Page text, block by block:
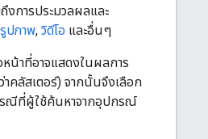
งการประมวลผลและ
รูปภาพ, วิดีโอ และอื่นๆ
น้าที่อาจแสดงในผลการ
าคลัสเตอร์) จากนั้นจึงเลือก
รณีที่ผู้ใช้ค้นหาจากอุปกรณ์